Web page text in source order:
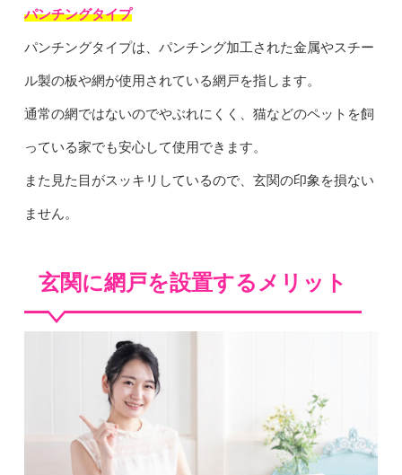
パンチングタイプ
パンチングタイプは、パンチング加工された金属やスチー
ル製の板や網が使用されている網戸を指します。
通常の網ではないのでやぶれにくく、猫などのペットを飼
っている家でも安心して使用できます。
また見た目がスッキリしているので、玄関の印象を損ない
ません。
玄関に網戸を設置するメリット